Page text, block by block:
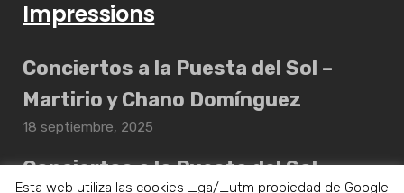
Impressions
Conciertos a la Puesta del Sol –
Martirio y Chano Domínguez
18 septiembre, 2025
Conciertos a la Puesta del Sol –
Esta web utiliza las cookies _ga/_utm propiedad de Google